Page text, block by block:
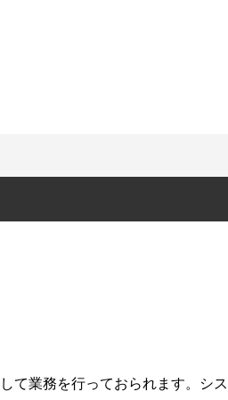
て業務を行っておられます。シ